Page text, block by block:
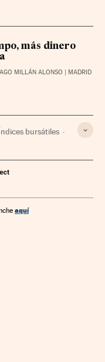
más dinero
MILLÁN ALONSO | MADRID
bursátiles
aquí